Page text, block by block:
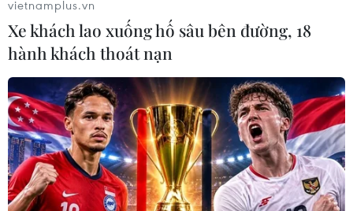
vietnamplus.vn
Xe khách lao xuống hố sâu bên đường, 18
hành khách thoát nạn